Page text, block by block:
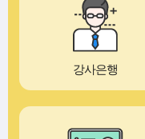
강사은행